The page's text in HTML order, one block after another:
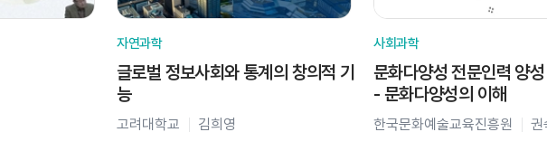
자연과학
글로벌 정보사회와 통계의 창의적 기
능
고려대학교 김희영
사회과학
문화다양성 전문인력 양
- 문화다양성의 이해
한국문화예술교육진흥원 권